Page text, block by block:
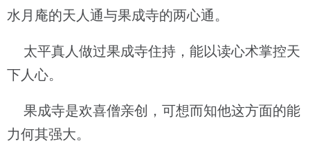
水月庵的天人通与果成寺的两心通。
太平真人做过果成寺住持，能以读心术掌控天
下人心。
果成寺是欢喜僧亲创，可想而知他这方面的能
力何其强大。